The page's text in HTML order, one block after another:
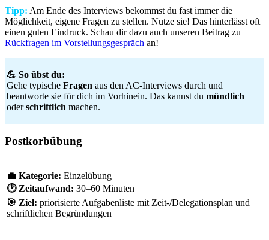
Tipp: Am Ende des Interviews bekommst du fast immer die
Möglichkeit, eigene Fragen zu stellen. Nutze sie! Das hinterlässt oft
einen guten Eindruck. Schau dir dazu auch unseren Beitrag zu
Rückfragen im Vorstellungsgespräch an!
💪 So übst du:
Gehe typische Fragen aus den AC-Interviews durch und
beantworte sie für dich im Vorhinein. Das kannst du mündlich
oderschriftlich machen.
Postkorbübung
💼 Kategorie: Einzelübung
🕑 Zeitaufwand: 30–60 Minuten
🎯 Ziel: priorisierte Aufgabenliste mit Zeit-/Delegationsplan und
schriftlichen Begründungen